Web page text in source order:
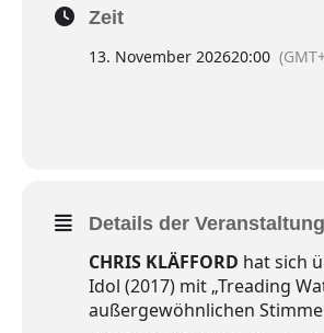
Zeit
13. November 202620:00
Details der Veranstaltung
CHRIS KLÄFFORD hat sich
Idol (2017) mit „Treading
außergewöhnlichen